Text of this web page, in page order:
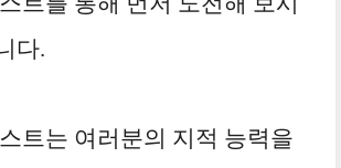
다.
트는 여러분의 지적 능력을